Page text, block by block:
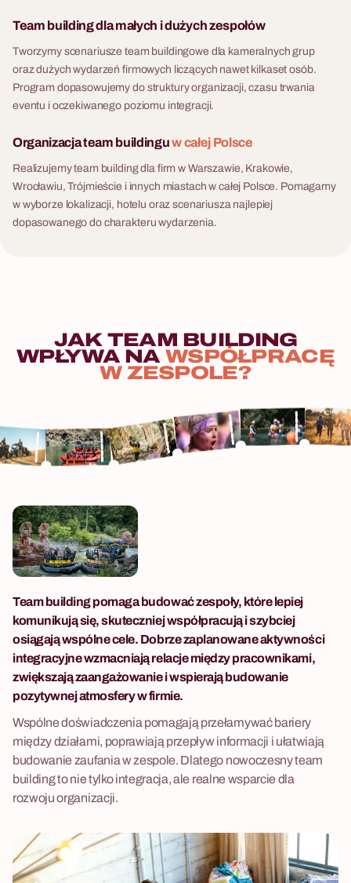
dla grup od 8 do 500
uczestników.
Team building dla małych i dużych zespołów
Tworzymy scenariusze team buildingowe dla kameralnych grup
oraz dużych wydarzeń firmowych liczących nawet kilkaset osób.
Program dopasowujemy do struktury organizacji, czasu trwania
eventu i oczekiwanego poziomu integracji.
Organizacja team buildinguw całej Polsce
Realizujemy team building dla firm w Warszawie, Krakowie,
Wrocławiu, Trójmieście i innych miastach w całej Polsce. Pomagamy
w wyborze lokalizacji, hotelu oraz scenariusza najlepiej
dopasowanego do charakteru wydarzenia.
JAK TEAM BUILDING
WPŁYWA NA WSPÓŁPRACĘ
W ZESPOLE?
Team building pomaga budować zespoły, które lepiej
komunikują się, skuteczniej współpracują i szybciej
osiągają wspólne cele. Dobrze zaplanowane aktywności
integracyjne wzmacniają relacje między pracownikami,
zwiększają zaangażowanie i wspierają budowanie
pozytywnej atmosfery w firmie.
Wspólne doświadczenia pomagają przełamywać bariery
między działami, poprawiają przepływ informacji i ułatwiają
budowanie zaufania w zespole. Dlatego nowoczesny team
building to nie tylko integracja, ale realne wsparcie dla
rozwoju organizacji.